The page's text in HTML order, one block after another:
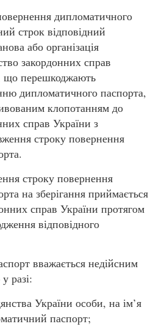
дипломатичного
строк відповідний
або організація
закордонних справ
що перешкоджають
дипломатичного паспорта,
клопотанням до
справ України з
строку повернення
строку повернення
на зберігання приймається
справ України протягом
відповідного
вважається недійсним
разі:
України особи, на ім’я
паспорт;